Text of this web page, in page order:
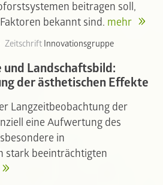
beitragen soll,
bekannt sind. mehr
Zeitschrift Innovationsgruppe
Landschaftsbild:
der ästhetischen Effekte
Langzeitbeobachtung der
eine Aufwertung des
in
stark beeinträchtigten